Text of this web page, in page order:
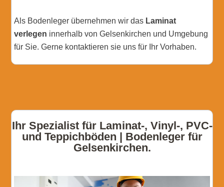
Als Bodenleger übernehmen wir das Laminat
verlegen innerhalb von Gelsenkirchen und Umgebung
für Sie. Gerne kontaktieren sie uns für Ihr Vorhaben.
Ihr Spezialist für Laminat-, Vinyl-, PVC-
und Teppichböden | Bodenleger für
Gelsenkirchen.